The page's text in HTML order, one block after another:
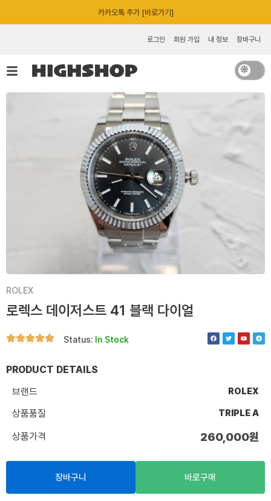
건
너
뛰
카카오톡 추가 [바로가기]
로그인 회원 가입 내 정보 장바구니
ROLEX
로렉스 데이저스트 41 블랙 다이얼
Status: In Stock
F
a
c
T
w
i
Y
o
u
T
e
l
PRODUCT DETAILS
브랜드
ROLEX
상품품질 TRIPLE A
상품가격 260,000원
장바구니 바로구매